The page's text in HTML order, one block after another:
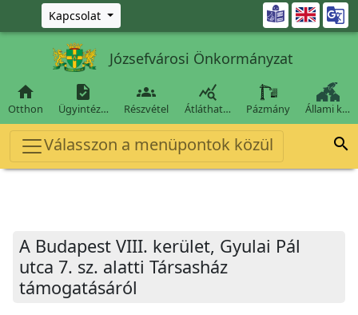
Ugrás a fő tartalomra
Kapcsolat 
Józsefvárosi Önkormányzat

Otthon

Ügyintéz…

Részvétel

Átláthat… Pázmány Állami k…
Válasszon a menüpontok közül 
A Budapest VIII. kerület, Gyulai Pál
utca 7. sz. alatti Társasház
támogatásáról